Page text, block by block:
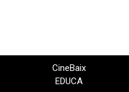
CineBaix
EDUCA